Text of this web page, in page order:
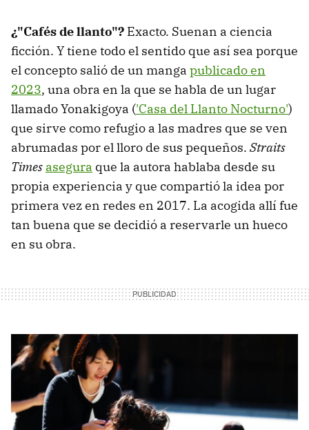
¿"Cafés de llanto"? Exacto. Suenan a ciencia
ficción. Y tiene todo el sentido que así sea porque
el concepto salió de un manga publicado en
2023, una obra en la que se habla de un lugar
llamado Yonakigoya ('Casa del Llanto Nocturno')
que sirve como refugio a las madres que se ven
abrumadas por el lloro de sus pequeños. Straits
Times asegura que la autora hablaba desde su
propia experiencia y que compartió la idea por
primera vez en redes en 2017. La acogida allí fue
tan buena que se decidió a reservarle un hueco
en su obra.